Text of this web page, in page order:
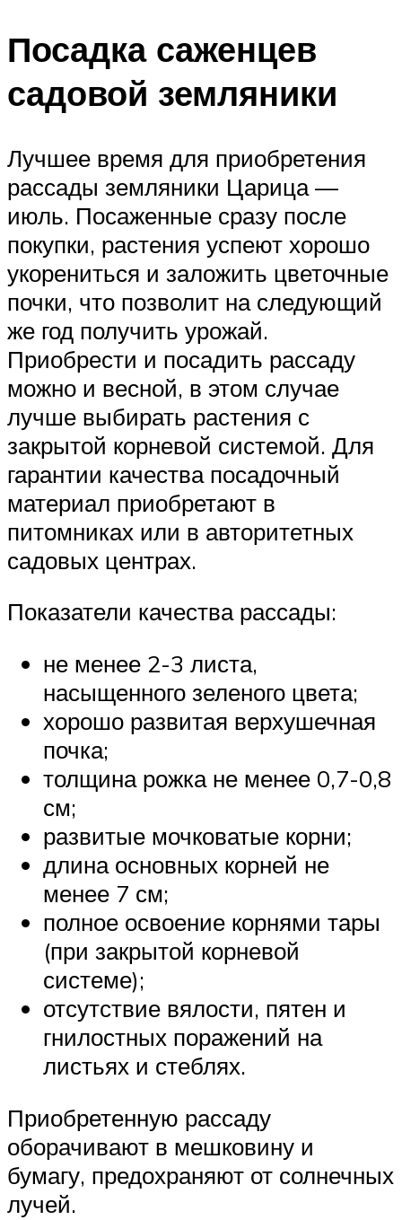
Посадка саженцев
садовой земляники
Лучшее время для приобретения
рассады земляники Царица —
июль. Посаженные сразу после
покупки, растения успеют хорошо
укорениться и заложить цветочные
почки, что позволит на следующий
же год получить урожай.
Приобрести и посадить рассаду
можно и весной, в этом случае
лучше выбирать растения с
закрытой корневой системой. Для
гарантии качества посадочный
материал приобретают в
питомниках или в авторитетных
садовых центрах.
Показатели качества рассады:
не менее 2-3 листа,
насыщенного зеленого цвета;
хорошо развитая верхушечная
почка;
толщина рожка не менее 0,7-0,8
см;
развитые мочковатые корни;
длина основных корней не
менее 7 см;
полное освоение корнями тары
(при закрытой корневой
системе);
отсутствие вялости, пятен и
гнилостных поражений на
листьях и стеблях.
Приобретенную рассаду
оборачивают в мешковину и
бумагу, предохраняют от солнечных
лучей.